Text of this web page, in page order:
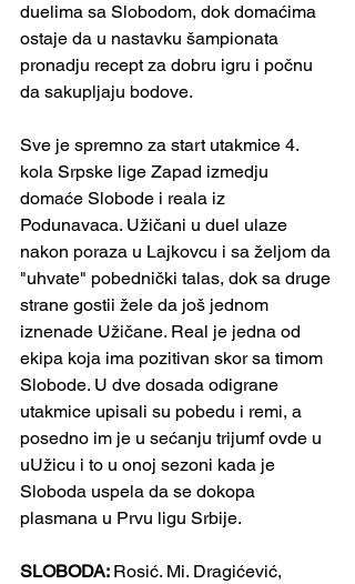
duelima sa Slobodom, dok domaćima
ostaje da u nastavku šampionata
pronadju recept za dobru igru i počnu
da sakupljaju bodove.
Sve je spremno za start utakmice 4.
kola Srpske lige Zapad izmedju
domaće Slobode i reala iz
Podunavaca. Užičani u duel ulaze
nakon poraza u Lajkovcu i sa željom da
"uhvate" pobednički talas, dok sa druge
strane gostii žele da još jednom
iznenade Užičane. Real je jedna od
ekipa koja ima pozitivan skor sa timom
Slobode. U dve dosada odigrane
utakmice upisali su pobedu i remi, a
posedno im je u sećanju trijumf ovde u
uUžicu i to u onoj sezoni kada je
Sloboda uspela da se dokopa
plasmana u Prvu ligu Srbije.
SLOBODA: Rosić. Mi. Dragićević,